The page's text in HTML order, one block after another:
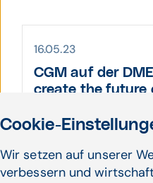
16.05.23
CGM auf der
create the future
…und dann war es
25.04. 2023 ging
Stand E 101/ F 101
Cookie-
Wir setzen auf unserer
verbessern und